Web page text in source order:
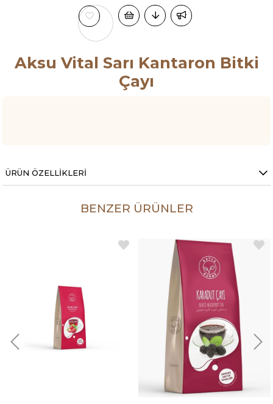
Aksu Vital Sarı Kantaron Bitki
Çayı
ÜRÜN ÖZELLIKLERI
BENZER ÜRÜNLER